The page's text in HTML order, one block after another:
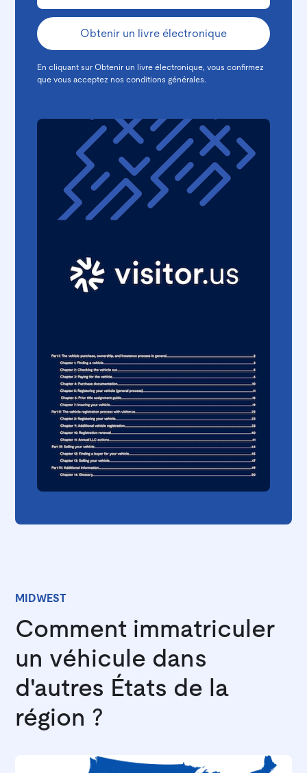
En cliquant sur Obtenir un livre électronique, vous confirmez
que vous acceptez nosconditions générales.
MIDWEST
Comment immatriculer
un véhicule dans
d'autres États de la
région ?